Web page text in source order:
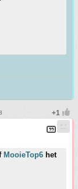
MooieTop6 het